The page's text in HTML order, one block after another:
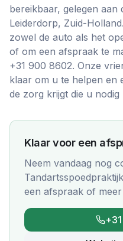
bereikbaar, gelegen aan
Leiderdorp, Zuid-
zowel de auto als het
of om een afspraak te
+31 900 8602. Onze
klaar om u te helpen en
de zorg krijgt die u nodig
Klaar voor een
Neem vandaag nog
een afspraak of